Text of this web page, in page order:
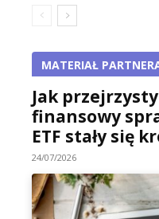
MATERIAŁ
Jak
finansowy
ETF stały się
24/07/2026